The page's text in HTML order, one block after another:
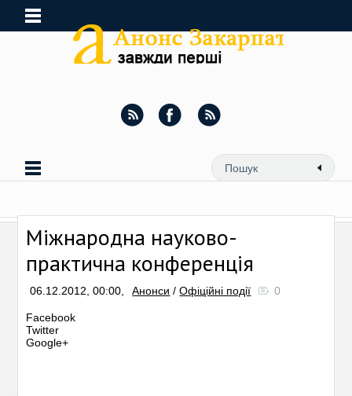
Міжнародна науково-
практична конференція
06.12.2012, 00:00, Анонси /Офіційні події 0
Facebook
Twitter
Google+